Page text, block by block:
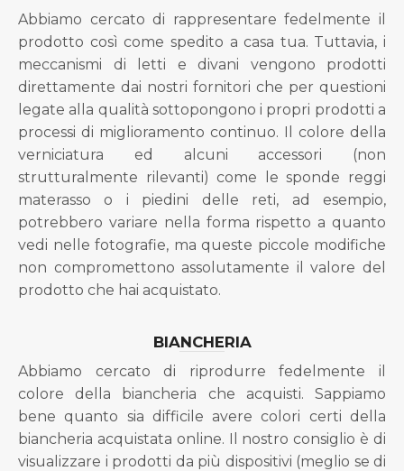
Abbiamo cercato di rappresentare fedelmente il
prodotto così come spedito a casa tua. Tuttavia, i
meccanismi di letti e divani vengono prodotti
direttamente dai nostri fornitori che per questioni
legate alla qualità sottopongono i propri prodotti a
processi di miglioramento continuo. Il colore della
verniciatura ed alcuni accessori (non
strutturalmente rilevanti) come le sponde reggi
materasso o i piedini delle reti, ad esempio,
potrebbero variare nella forma rispetto a quanto
vedi nelle fotografie, ma queste piccole modifiche
non compromettono assolutamente il valore del
prodotto che hai acquistato.
BIANCHERIA
Abbiamo cercato di riprodurre fedelmente il
colore della biancheria che acquisti. Sappiamo
bene quanto sia difficile avere colori certi della
biancheria acquistata online. Il nostro consiglio è di
visualizzare i prodotti da più dispositivi (meglio se di